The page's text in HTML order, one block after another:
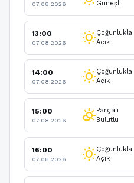
07.08.2026
Güneşli
13:00
07.08.2026 wb_sunnyÇoğunlukla
Açık
14:00
07.08.2026 wb_sunnyÇoğunlukla
Açık
15:00
07.08.2026 partly_cloudy_dayParçalı
Bulutlu
16:00
07.08.2026 wb_sunnyÇoğunlukla
Açık